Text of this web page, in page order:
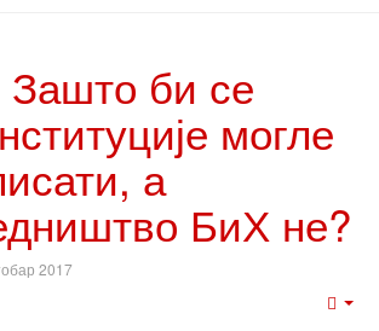
Зашто би се
могле
а
БиХ не?
2017